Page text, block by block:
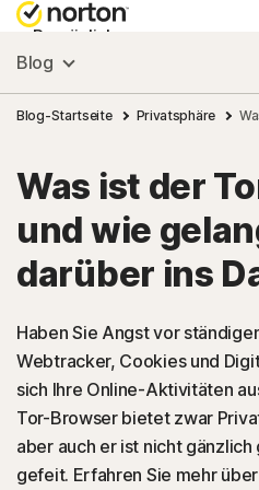
Persönlich
Small Business
Ressourcen
Support
Deutschland
Blog
Blog-Startseite Privatsphäre
Was ist der
und wie
darüber ins
Haben Sie Angst vor
Webtracker, Cookies und
sich Ihre Online-Aktivitäten
Tor-Browser bietet zwar
aber auch er ist nicht
gefeit. Erfahren Sie mehr